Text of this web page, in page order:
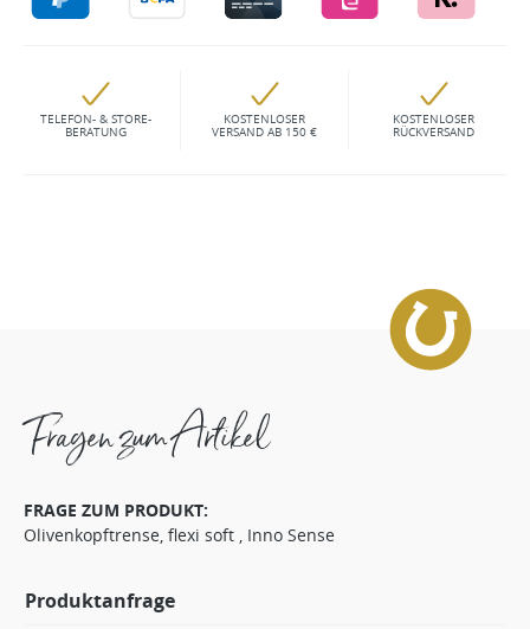
TELEFON- & STORE-
BERATUNG
KOSTENLOSER
VERSAND AB 150 €
KOSTENLOSER
RÜCKVERSAND
Fragen zum Artikel
FRAGE ZUM PRODUKT:
Olivenkopftrense, flexi soft , Inno Sense
Produktanfrage